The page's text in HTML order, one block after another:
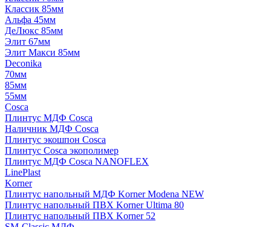
Классик 85мм
Альфа 45мм
ДеЛюкс 85мм
Элит 67мм
Элит Макси 85мм
Deconika
70мм
85мм
55мм
Cosca
Плинтус МДФ Cosca
Наличник МДФ Cosca
Плинтус экошпон Cosca
Плинтус Cosca экополимер
Плинтус МДФ Cosca NANOFLEX
LinePlast
Korner
Плинтус напольный МДФ Korner Modena NEW
Плинтус напольный ПВХ Korner Ultima 80
Плинтус напольный ПВХ Korner 52